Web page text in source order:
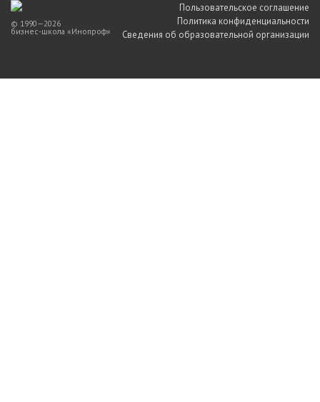
© 1990—2026
бизнес-школа «Инопроф»
Пользовательское соглашение
Политика конфиденциальности
Сведения об образовательной организации